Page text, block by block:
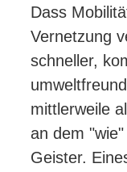
Dass
Vernetzung
schneller,
mittlerweile
an dem
Geister.